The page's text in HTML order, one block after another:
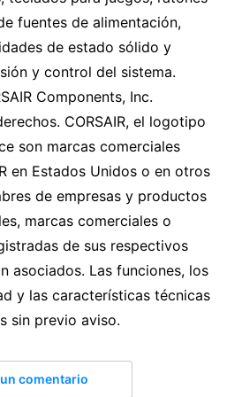
fuentes de alimentación,
de estado sólido y
y control del sistema.
Components, Inc.
CORSAIR, el logotipo
son marcas comerciales
en Estados Unidos o en otros
de empresas y productos
marcas comerciales o
de sus respectivos
asociados. Las funciones, los
y las características técnicas
sin previo aviso.
comentario